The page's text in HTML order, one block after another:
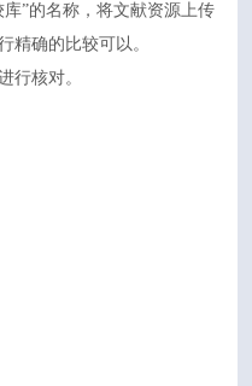
”的名称，将文献资源上传
精确的比较可以。
行核对。